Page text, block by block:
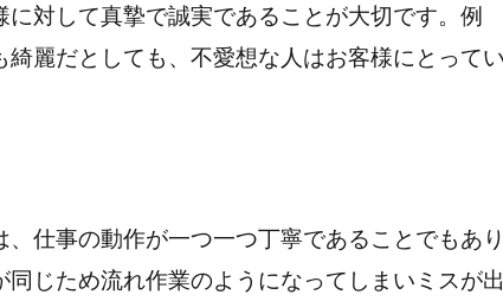
対して真摯で誠実であることが大切です。例
麗だとしても、不愛想な人はお客様にとってい
仕事の動作が一つ一つ丁寧であることでもあり
じため流れ作業のようになってしまいミスが出